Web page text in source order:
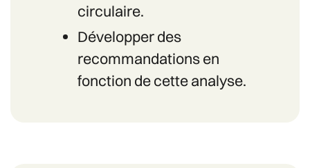
circulaire.
Développer des
recommandations en
fonction de cette analyse.